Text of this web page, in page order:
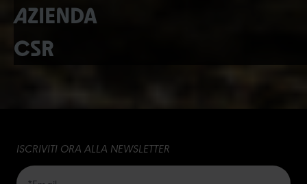
AZIENDA
CSR
ISCRIVITI ORA ALLA NEWSLETTER